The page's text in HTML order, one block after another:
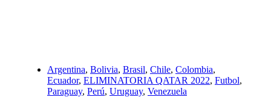
Argentina, Bolivia, Brasil, Chile, Colombia,
Ecuador, ELIMINATORIA QATAR 2022, Futbol,
Paraguay, Perú, Uruguay, Venezuela